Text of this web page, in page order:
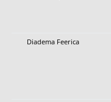
Diadema Feerica